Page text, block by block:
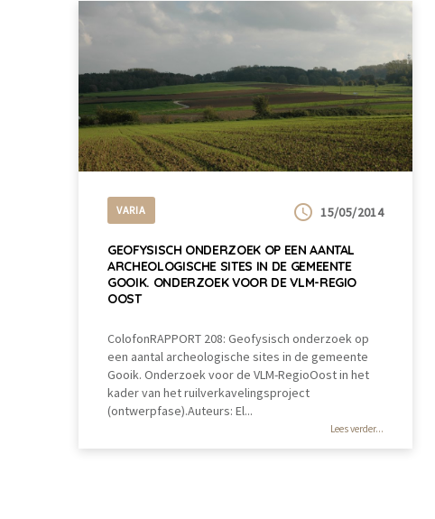
15/05/2014
VARIA
GEOFYSISCH ONDERZOEK OP EEN AANTAL
ARCHEOLOGISCHE SITES IN DE GEMEENTE
GOOIK. ONDERZOEK VOOR DE VLM-REGIO
OOST
ColofonRAPPORT 208: Geofysisch onderzoek op
een aantal archeologische sites in de gemeente
Gooik. Onderzoek voor de VLM-RegioOost in het
kader van het ruilverkavelingsproject
(ontwerpfase).Auteurs: El...
Lees verder...